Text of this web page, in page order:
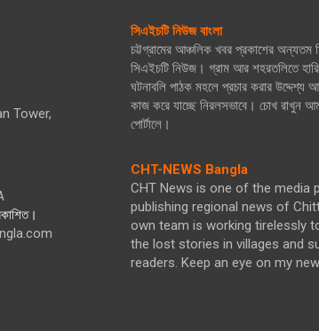
Tower,
সিএইচটি নিউজ বাংলা
চট্টগ্রামের আঞ্চলিক খবর প্রকাশের অন্যতম
সিএইচটি নিউজ। গ্রাম আর শহরতলিতে
ঘটনাবলি পাঠক মহলে প্রচার করার উদ্দেশ্য
কাজ করে যাচ্ছে নিরলসভাবে। চোখ রাখুন
পোর্টালে।
CHT-NEWS Bangla
CHT News is one of the media
publishing regional news of
own team is working tirelessly
the lost stories in villages and
readers. Keep an eye on my